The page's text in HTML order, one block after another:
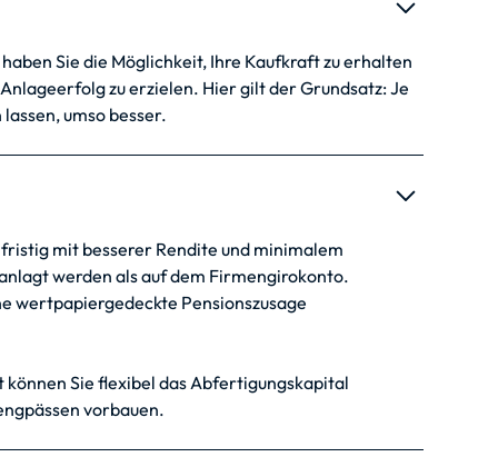
Sie die Möglichkeit, Ihre Kaufkraft zu erhalten
zu erzielen. Hier gilt der Grundsatz: Je
umso besser.
mit besserer Rendite und minimalem
werden als auf dem Firmengirokonto.
wertpapiergedeckte Pensionszusage
Sie flexibel das Abfertigungskapital
vorbauen.